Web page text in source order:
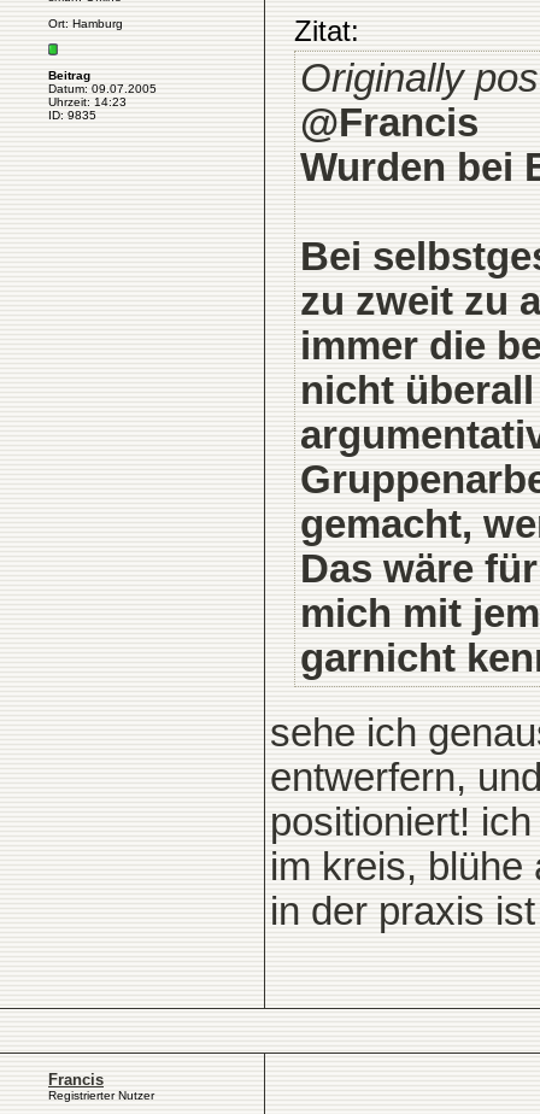
Ort: Hamburg
Beitrag
Datum: 09.07.2005
Uhrzeit: 14:23
ID: 9835
Zitat:
Originally
@Francis
Wurden bei
Bei
zu zweit zu
immer die
nicht
gemacht,
Das wäre
mich mit
garnicht
sehe ich
entwerfern,
positioniert!
im kreis, blühe
in der praxis
Francis
Registrierter Nutzer